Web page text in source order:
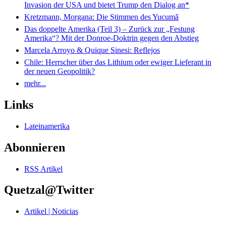
Invasion der USA und bietet Trump den Dialog an*
Kretzmann, Morgana: Die Stimmen des Yucumã
Das doppelte Amerika (Teil 3) – Zurück zur „Festung
Amerika“? Mit der Donroe-Doktrin gegen den Abstieg
Marcela Arroyo & Quique Sinesi: Reflejos
Chile: Herrscher über das Lithium oder ewiger Lieferant in
der neuen Geopolitik?
mehr...
Links
Lateinamerika
Abonnieren
RSS Artikel
Quetzal@Twitter
Artikel | Noticias